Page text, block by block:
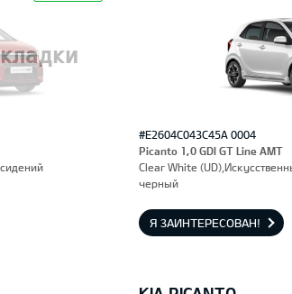
#E2604C043C45A 0004
Picanto 1,0 GDI GT Line AMT
Clear White
черный
Я ЗАИНТЕРЕСОВАН!